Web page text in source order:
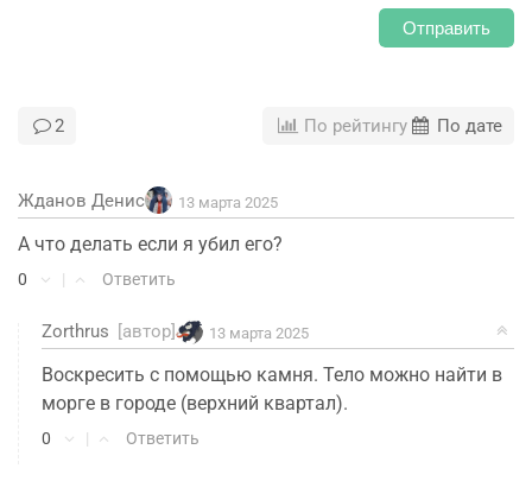
Отправить
2 По рейтингу По дате
Жданов Денис 13 марта 2025
А что делать если я убил его?
0 | Ответить
Zorthrus [автор] 13 марта 2025
Воскресить с помощью камня. Тело можно найти в
морге в городе (верхний квартал).
0 | Ответить